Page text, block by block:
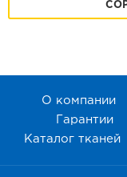
О компании
Гарантии
Каталог тканей